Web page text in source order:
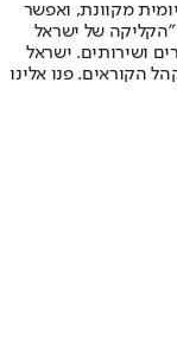
מקוונת, ואפשר
"הקליקה של ישראל
ושירותים. ישראל
הקוראים. פנו אלינו